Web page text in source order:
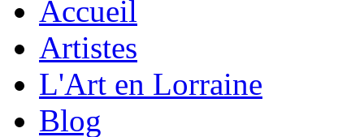
Accueil
Artistes
L'Art en Lorraine
Blog